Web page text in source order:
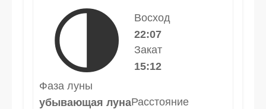
🌗
Восход
22:07
Закат
15:12
Фаза луны
убывающая лунаРасстояние